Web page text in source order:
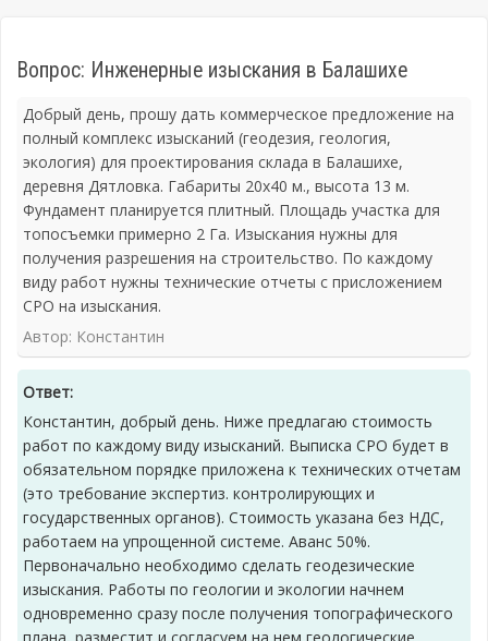
Вопрос: Инженерные изыскания в Балашихе
Добрый день, прошу дать коммерческое предложение на
полный комплекс изысканий (геодезия, геология,
экология) для проектирования склада в Балашихе,
деревня Дятловка. Габариты 20х40 м., высота 13 м.
Фундамент планируется плитный. Площадь участка для
топосъемки примерно 2 Га. Изыскания нужны для
получения разрешения на строительство. По каждому
виду работ нужны технические отчеты с присложением
СРО на изыскания.
Автор: Константин
Ответ:
Константин, добрый день. Ниже предлагаю стоимость
работ по каждому виду изысканий. Выписка СРО будет в
обязательном порядке приложена к технических отчетам
(это требование экспертиз. контролирующих и
государственных органов). Стоимость указана без НДС,
работаем на упрощенной системе. Аванс 50%.
Первоначально необходимо сделать геодезические
изыскания. Работы по геологии и экологии начнем
одновременно сразу после получения топографического